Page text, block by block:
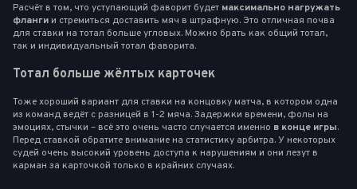
Расчёт в том, что уступающий фаворит будет максимально нагружать
фланги и стремиться доставить мяч в штрафную. Это отличная почва
для ставки на тотал больше угловых. Можно брать как общий тотал,
так и индивидуальный тотал фаворита.
Тотал больше жёлтых карточек
Тоже хороший вариант для ставки на концовку матча, в котором одна
из команд ведёт с разницей в 1-2 мяча. Задержки времени, фолы на
эмоциях, стычки – всё это очень часто случается именно в конце игры.
Перед ставкой обратите внимание на статистику арбитра. У некоторых
судей очень высокий уровень доступа к нарушениям и они лезут в
карман за карточкой только в крайних случаях.